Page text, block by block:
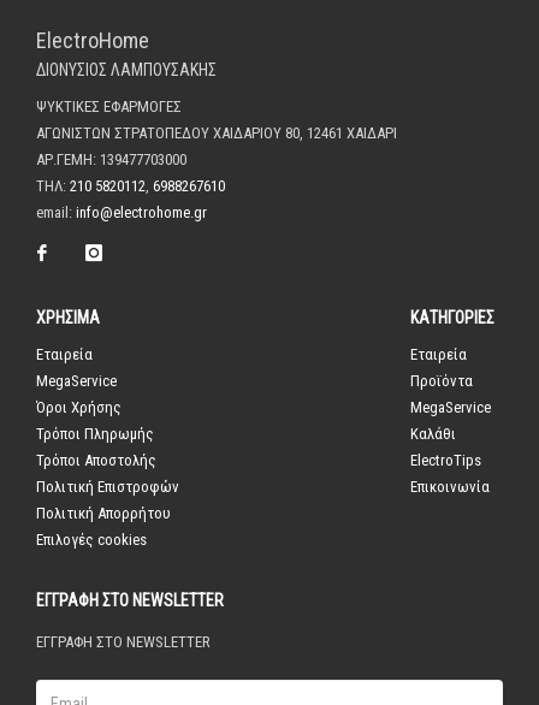
ElectroHome
ΔΙΟΝΥΣΙΟΣ ΛΑΜΠΟΥΣΑΚΗΣ
ΨΥΚΤΙΚΕΣ ΕΦΑΡΜΟΓΕΣ
ΑΓΩΝΙΣΤΩΝ ΣΤΡΑΤΟΠΕΔΟΥ ΧΑΙΔΑΡΙΟΥ 80, 12461 ΧΑΙΔΑΡΙ
ΑΡ.ΓΕΜΗ: 139477703000
ΤΗΛ: 210 5820112 6988267610
email: info@electrohome.gr
ΧΡΗΣΙΜΑ
Εταιρεία
MegaService
Όροι Χρήσης
Τρόποι Πληρωμής
Τρόποι Αποστολής
Πολιτική Επιστροφών
Πολιτική Απορρήτου
Επιλογές cookies
ΚΑΤΗΓΟΡΙΕΣ
Εταιρεία
Προϊόντα
MegaService
Καλάθι
ElectroTips
Επικοινωνία
ΕΓΓΡΑΦΗ ΣΤΟ NEWSLETTER
ΕΓΓΡΑΦΗ ΣΤΟ NEWSLETTER